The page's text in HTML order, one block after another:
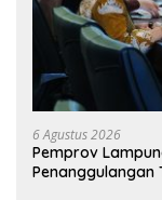
6 Agustus 2026
Pemprov
Penanggulangan